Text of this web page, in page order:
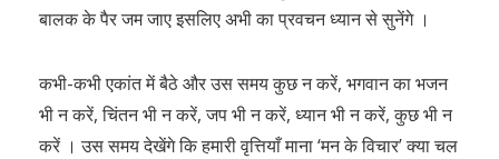
बालक के पैर जम जाए इसलिए अभी का प्रवचन ध्यान से सुनेंगे ।
कभी-कभी एकांत में बैठे और उस समय कुछ न करें, भगवान का भजन
भी न करें, चिंतन भी न करें, जप भी न करें, ध्यान भी न करें, कुछ भी न
करें । उस समय देखेंगे कि हमारी वृत्तियाँ माना ‘मन के विचार’ क्या चल